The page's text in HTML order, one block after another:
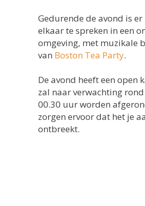
Gedurende de avond is
elkaar te spreken in een
omgeving, met muzikale
van Boston Tea Party.
De avond heeft een open
zal naar verwachting rond
00.30 uur worden
zorgen ervoor dat het je
ontbreekt.